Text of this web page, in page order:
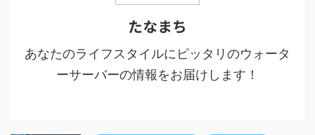
たなまち
あなたのライフスタイルにピッタリのウォータ
ーサーバーの情報をお届けします！